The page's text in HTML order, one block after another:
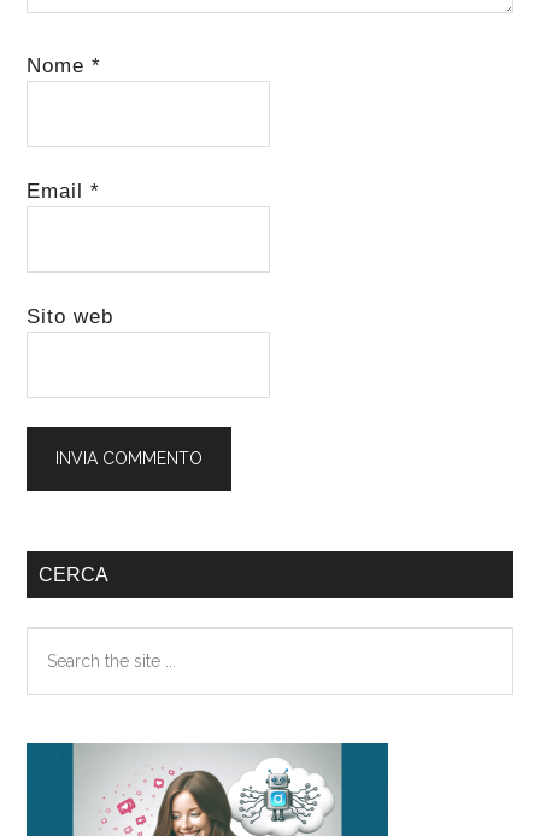
Nome*
Email*
Sito web
Barra
primaria
CERCA
the